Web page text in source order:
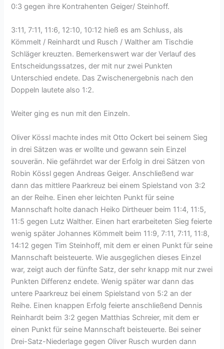
0:3 gegen ihre Kontrahenten Geiger/ Steinhoff.
3:11, 7:11, 11:6, 12:10, 10:12 hieß es am Schluss, als
Kömmelt / Reinhardt und Rusch / Walther am Tischdie
Schläger kreuzten. Bemerkenswert war der Verlauf des
Entscheidungssatzes, der mit nur zwei Punkten
Unterschied endete. Das Zwischenergebnis nach den
Doppeln lautete also 1:2.
Weiter ging es nun mit den Einzeln.
Oliver Kössl machte indes mit Otto Ockert bei seinem Sieg
in drei Sätzen was er wollte und gewann sein Einzel
souverän. Nie gefährdet war der Erfolg in drei Sätzen von
Robin Kössl gegen Andreas Geiger. Anschließend war
dann das mittlere Paarkreuz bei einem Spielstand von 3:2
an der Reihe. Einen eher leichten Punkt für seine
Mannschaft holte danach Heiko Dirtheuer beim 11:4, 11:5,
11:5 gegen Lutz Walther. Einen hart erarbeiteten Sieg feierte
wenig später Johannes Kömmelt beim 11:9, 7:11, 7:11, 11:8,
14:12 gegen Tim Steinhoff, mit dem er einen Punkt für seine
Mannschaft beisteuerte. Wie ausgeglichen dieses Einzel
war, zeigt auch der fünfte Satz, der sehr knapp mit nur zwei
Punkten Differenz endete. Wenig später war dann das
untere Paarkreuz bei einem Spielstand von 5:2 an der
Reihe. Einen knappen Erfolg feierte anschließend Dennis
Reinhardt beim 3:2 gegen Matthias Schreier, mit dem er
einen Punkt für seine Mannschaft beisteuerte. Bei seiner
Drei-Satz-Niederlage gegen Oliver Rusch wurden dann